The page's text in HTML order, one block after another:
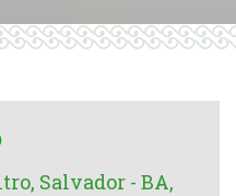
Salvador - BA,